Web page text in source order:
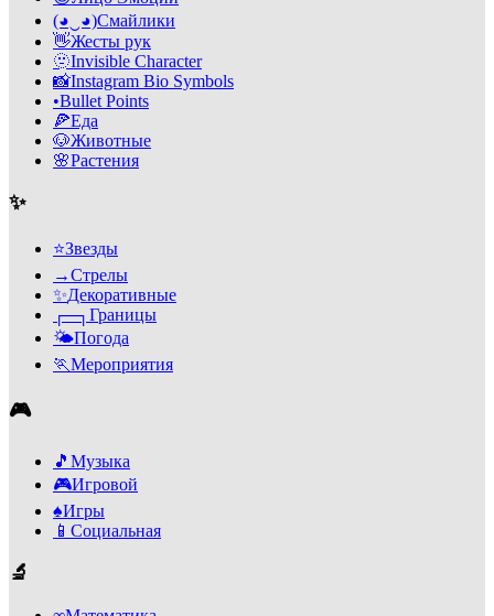
(◕‿◕)Смайлики
👋Жесты рук
🫥Invisible Character
📸Instagram Bio Symbols
•Bullet Points
🍕Еда
🐶Животные
🌸Растения
✨
⭐Звезды
→Стрелы
✨Декоративные
┌─┐ Границы
🌤️Погода
🏃Мероприятия
🎮
🎵 Музыка
🎮Игровой
♠️Игры
📱 Социальная
🔬